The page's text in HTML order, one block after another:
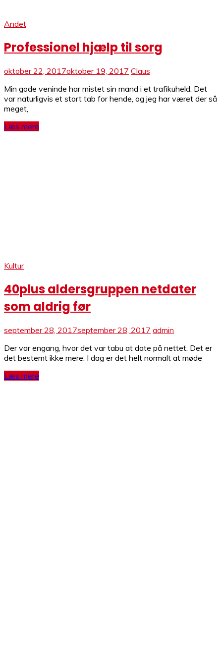
Andet
Professionel hjælp til sorg
oktober 22, 2017oktober 19, 2017 Claus
Min gode veninde har mistet sin mand i et trafikuheld. Det
var naturligvis et stort tab for hende, og jeg har været der så
meget,
Læs mere
Kultur
40plus aldersgruppen netdater
som aldrig før
september 28, 2017september 28, 2017 admin
Der var engang, hvor det var tabu at date på nettet. Det er
det bestemt ikke mere. I dag er det helt normalt at møde
Læs mere